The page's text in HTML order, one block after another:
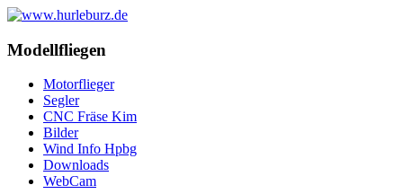
Modellfliegen
Motorflieger
Segler
CNC Fräse Kim
Bilder
Wind Info Hpbg
Downloads
WebCam